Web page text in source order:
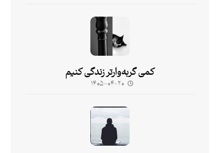
کمی گربه‌وارتر زندگی کنیم
۱۴۰۵-۰۴-۲۰